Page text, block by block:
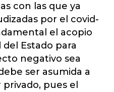
con las que ya
por el covid-
el acopio
Estado para
negativo sea
ser asumida a
pues el